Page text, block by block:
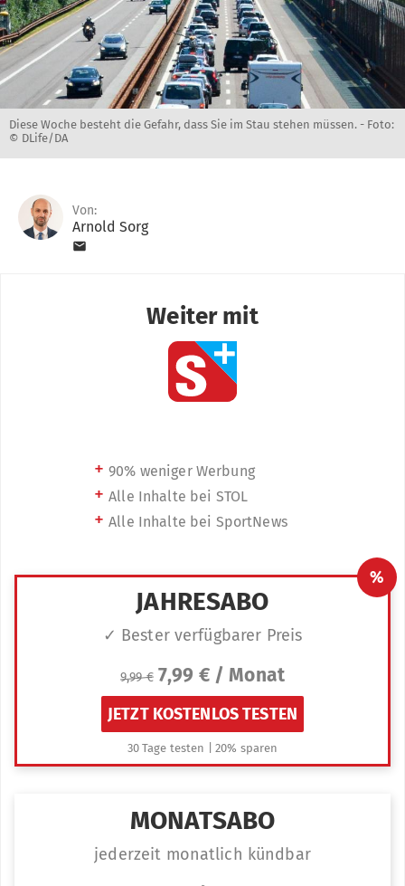
Diese Woche besteht die Gefahr, dass Sie im Stau stehen müssen. - Foto:
© DLife/DA
Von:
Arnold Sorg